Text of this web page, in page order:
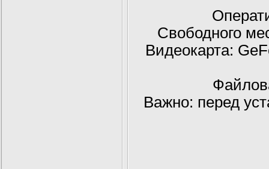
Свободного
Видеокарта:
Важно: перед